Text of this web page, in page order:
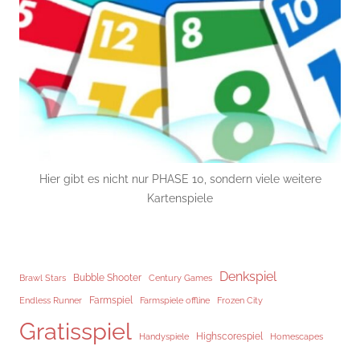
Hier gibt es nicht nur PHASE 10, sondern viele weitere
Kartenspiele
Brawl Stars Bubble Shooter Century Games Denkspiel
Endless Runner Farmspiel Farmspiele offline Frozen City
Gratisspiel Handyspiele Highscorespiel Homescapes